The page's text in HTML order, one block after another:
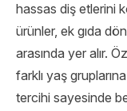
hassas diş etlerini
ürünler, ek gıda
arasında yer alır.
farklı yaş
tercihi sayesinde